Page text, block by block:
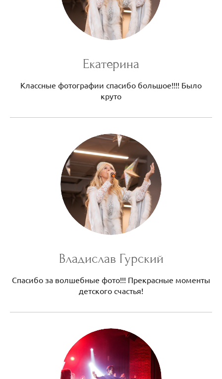
Екатерина
Классные фотографии спасибо большое!!!! Было
круто
Владислав Гурский
Спасибо за волшебные фото!!! Прекрасные моменты
детского счастья!